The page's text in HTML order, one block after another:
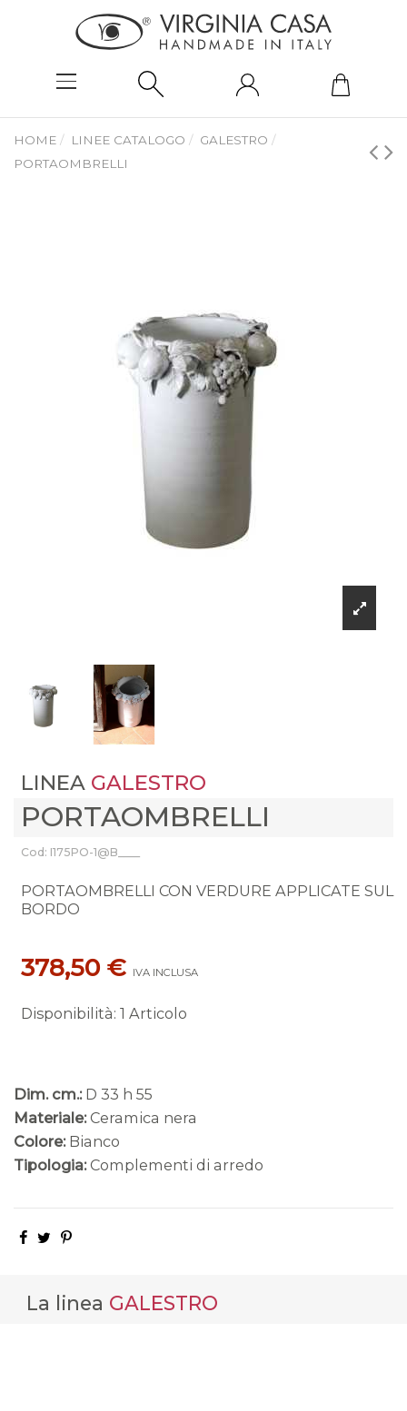
HOME LINEE CATALOGO
GALESTRO
PORTAOMBRELLI
LINEA GALESTRO
PORTAOMBRELLI
Cod: I175PO-1@B____
PORTAOMBRELLI CON VERDURE APPLICATE SUL
BORDO
378,50 € IVA INCLUSA
Disponibilità: 1 Articolo
Dim. cm.: D 33 h 55
Materiale: Ceramica nera
Colore: Bianco
Tipologia: Complementi di arredo
La linea GALESTRO